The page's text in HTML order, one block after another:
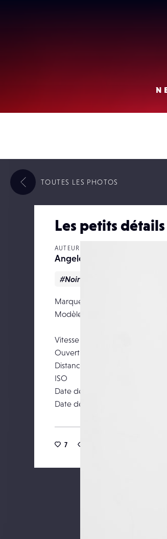
Les petits détails
AUTEUR
Angele
#Noir & blanc
Marque
Modèle
Vitesse d’obturation
Ouverture
Distance focale
ISO
Date de prise de vue
Date de publication
7
TOUTES LES PHOTOS